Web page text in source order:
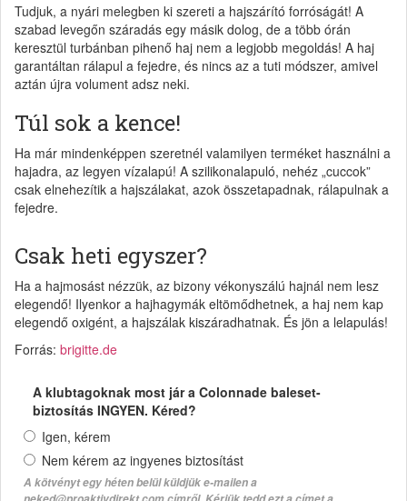
Tudjuk, a nyári melegben ki szereti a hajszárító forróságát! A
szabad levegőn száradás egy másik dolog, de a több órán
keresztül turbánban pihenő haj nem a legjobb megoldás! A haj
garantáltan rálapul a fejedre, és nincs az a tuti módszer, amivel
aztán újra volument adsz neki.
Túl sok a kence!
Ha már mindenképpen szeretnél valamilyen terméket használni a
hajadra, az legyen vízalapú! A szilikonalapuló, nehéz „cuccok”
csak elnehezítik a hajszálakat, azok összetapadnak, rálapulnak a
fejedre.
Csak heti egyszer?
Ha a hajmosást nézzük, az bizony vékonyszálú hajnál nem lesz
elegendő! Ilyenkor a hajhagymák eltömődhetnek, a haj nem kap
elegendő oxigént, a hajszálak kiszáradhatnak. És jön a lelapulás!
Forrás: brigitte.de
A klubtagoknak most jár a Colonnade baleset-
biztosítás INGYEN. Kéred?
Igen, kérem
Nem kérem az ingyenes biztosítást
A kötvényt egy héten belül küldjük e-mailen a